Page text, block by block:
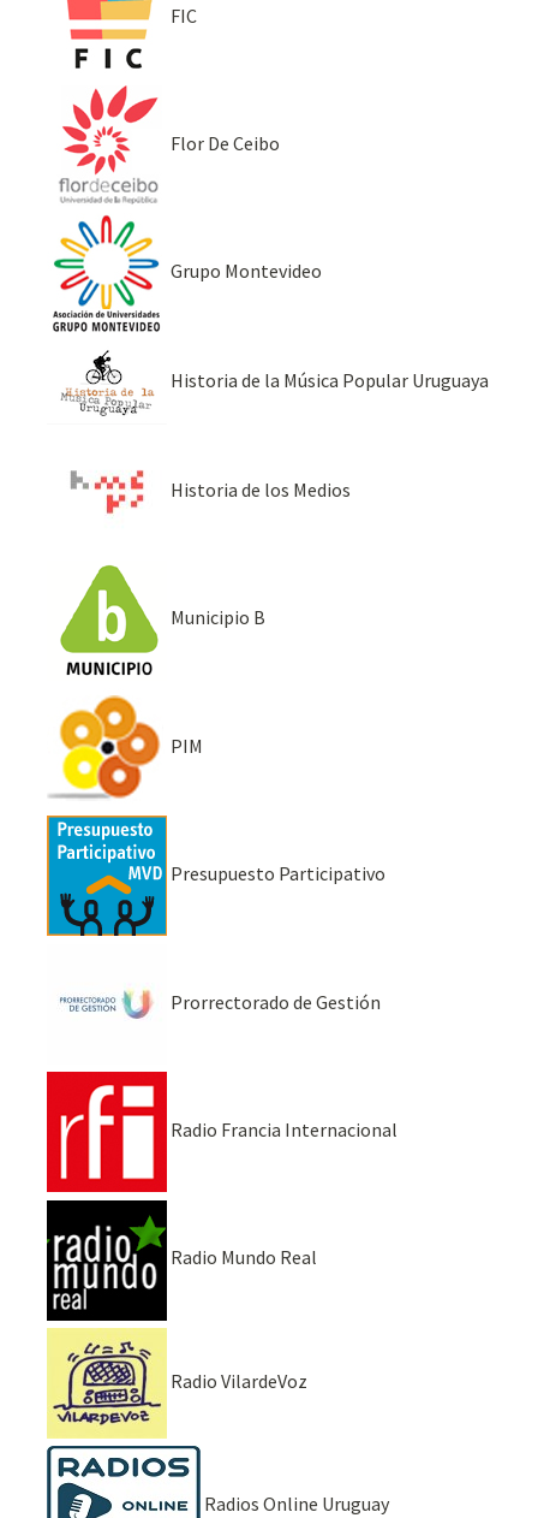
FIC
Flor De Ceibo
Grupo Montevideo
Historia de la Música Popular Uruguaya
Historia de los Medios
Municipio B
PIM
Presupuesto Participativo
Prorrectorado de Gestión
Radio Francia Internacional
Radio Mundo Real
Radio VilardeVoz
Radios Online Uruguay